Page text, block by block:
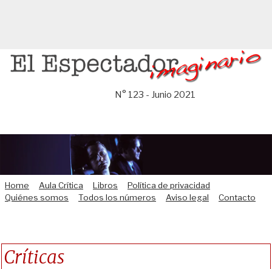
Saltar
N° 123 - Junio 2021
Home Aula Crítica Libros
Política de privacidad
Quiénes somos
Todos los números Aviso legal Contacto
Críticas